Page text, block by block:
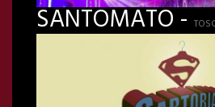
SANTOMATO -